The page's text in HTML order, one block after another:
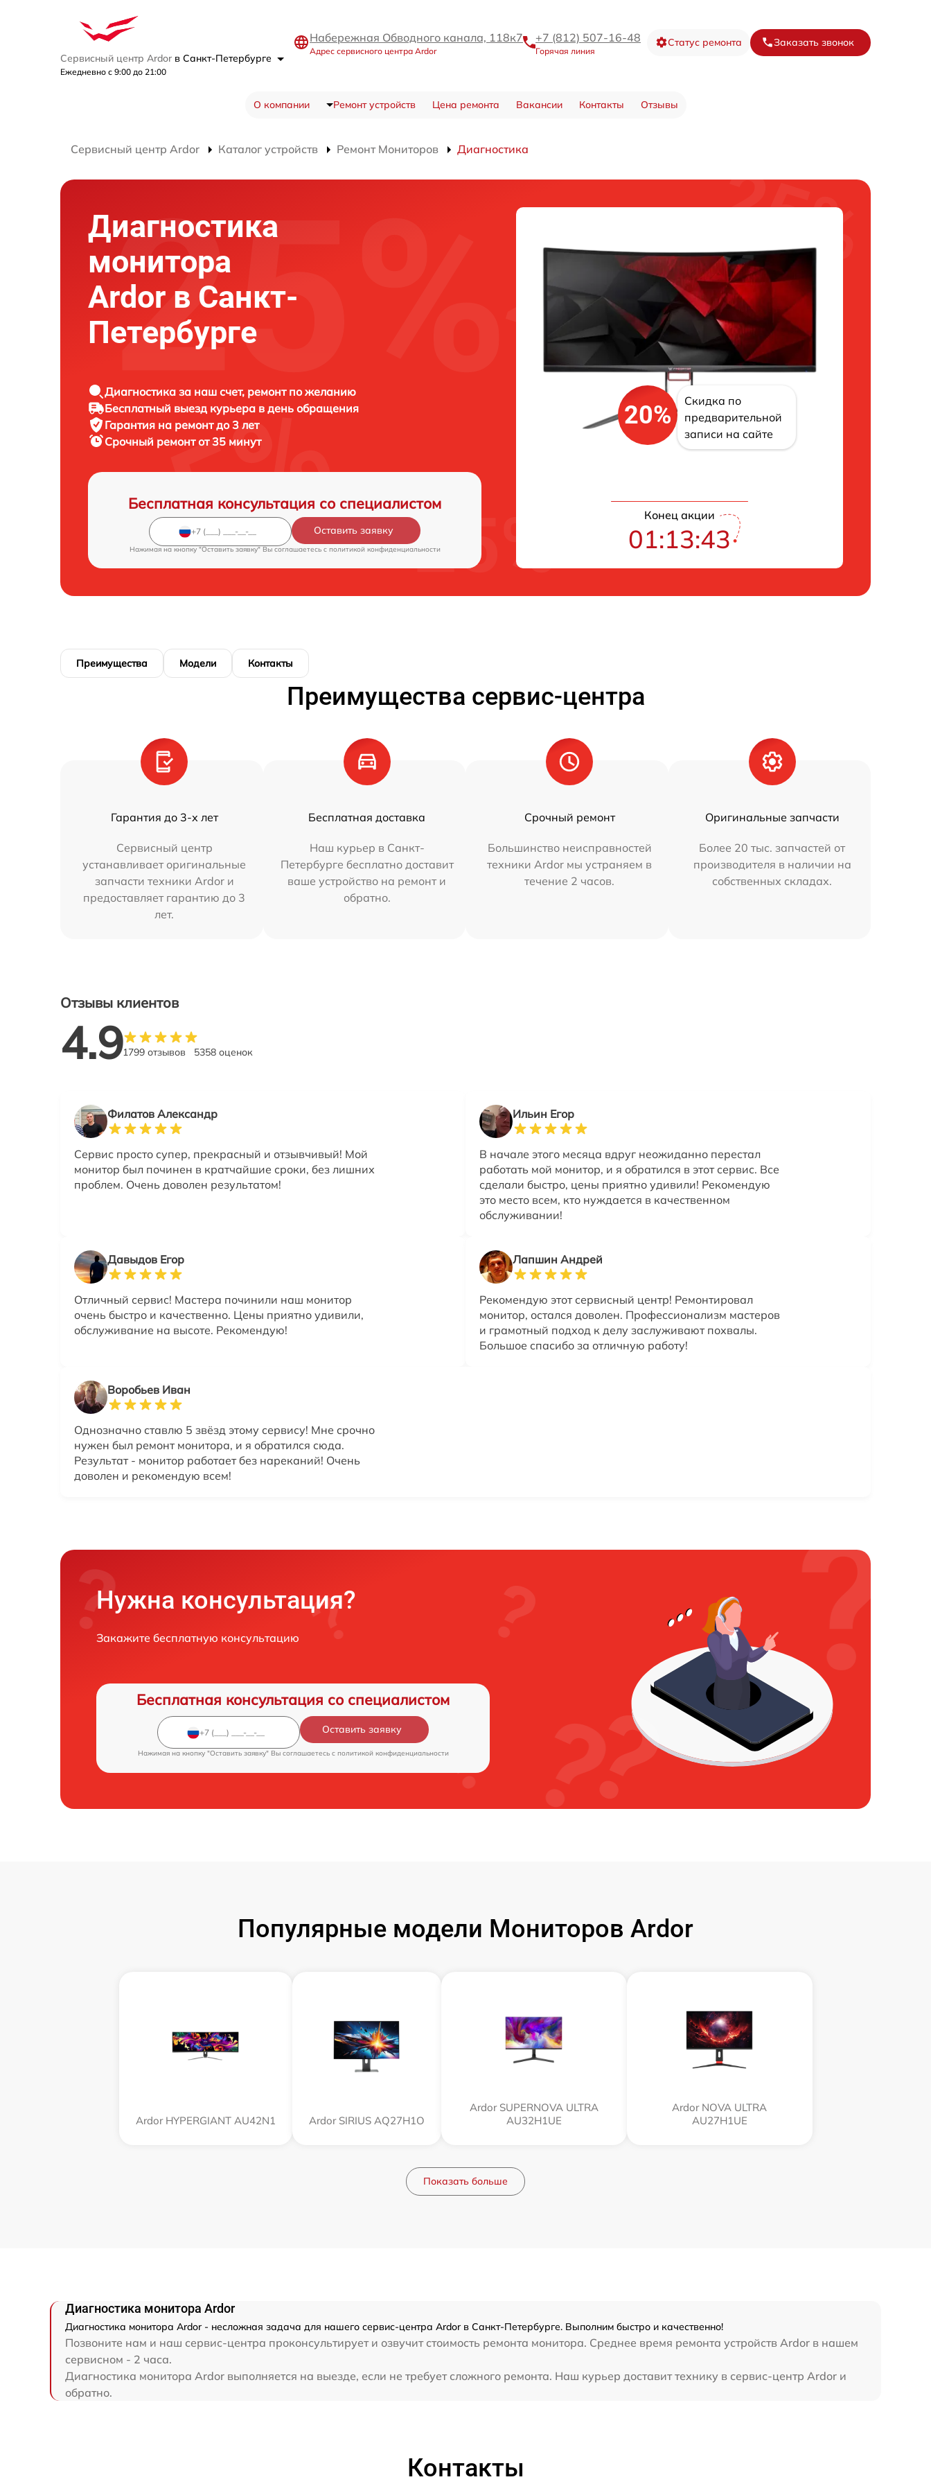
Сервисный центр Ardor в Санкт-Петербурге
Ежедневно с 9:00 до 21:00
Набережная Обводного канала, 118к7
Адрес сервисного центра Ardor
+7 (812) 507-16-48
Горячая линия
Статус ремонта Заказать звонок
О компании Ремонт устройств Цена ремонта Вакансии Контакты Отзывы
Сервисный центр Ardor Каталог устройств Ремонт Мониторов Диагностика
Диагностика
монитора
Ardor в Санкт-
Петербурге
Диагностика за наш счет, ремонт по желанию
Бесплатный выезд курьера в день обращения
Гарантия на ремонт до 3 лет
Срочный ремонт от 35 минут
Бесплатная консультация со специалистом
Оставить заявку
Нажимая на кнопку "Оставить заявку" Вы соглашаетесь c политикой конфиденциальности
20%
Скидка по
предварительной
записи на сайте
Конец акции
01:13:42
Преимущества Модели Контакты
Преимущества сервис-центра
Гарантия до 3-х лет
Сервисный центр
устанавливает оригинальные
запчасти техники Ardor и
предоставляет гарантию до 3
лет.
Бесплатная доставка
Наш курьер в Санкт-
Петербурге бесплатно доставит
ваше устройство на ремонт и
обратно.
Срочный ремонт
Большинство неисправностей
техники Ardor мы устраняем в
течение 2 часов.
Оригинальные запчасти
Более 20 тыс. запчастей от
производителя в наличии на
собственных складах.
Отзывы клиентов
4.91799 отзывов 5358 оценок
Филатов Александр
Сервис просто супер, прекрасный и отзывчивый! Мой
монитор был починен в кратчайшие сроки, без лишних
проблем. Очень доволен результатом!
Ильин Егор
В начале этого месяца вдруг неожиданно перестал
работать мой монитор, и я обратился в этот сервис. Все
сделали быстро, цены приятно удивили! Рекомендую
это место всем, кто нуждается в качественном
обслуживании!
Давыдов Егор
Отличный сервис! Мастера починили наш монитор
очень быстро и качественно. Цены приятно удивили,
обслуживание на высоте. Рекомендую!
Лапшин Андрей
Рекомендую этот сервисный центр! Ремонтировал
монитор, остался доволен. Профессионализм мастеров
и грамотный подход к делу заслуживают похвалы.
Большое спасибо за отличную работу!
Воробьев Иван
Однозначно ставлю 5 звёзд этому сервису! Мне срочно
нужен был ремонт монитора, и я обратился сюда.
Результат - монитор работает без нареканий! Очень
доволен и рекомендую всем!
Нужна консультация?
Закажите бесплатную консультацию
Бесплатная консультация со специалистом
Оставить заявку
Нажимая на кнопку "Оставить заявку" Вы соглашаетесь c политикой конфиденциальности
Популярные модели Мониторов Ardor
Ardor HYPERGIANT AU42N1 Ardor SIRIUS AQ27H1O
Ardor SUPERNOVA ULTRA
AU32H1UE
Ardor NOVA ULTRA
AU27H1UE
Показать больше
Диагностика монитора Ardor
Диагностика монитора Ardor - несложная задача для нашего сервис-центра Ardor в Санкт-Петербурге. Выполним быстро и качественно!
Позвоните нам и наш сервис-центра проконсультирует и озвучит стоимость ремонта монитора. Среднее время ремонта устройств Ardor в нашем
сервисном - 2 часа.
Диагностика монитора Ardor выполняется на выезде, если не требует сложного ремонта. Наш курьер доставит технику в сервис-центр Ardor и
обратно.
Контакты